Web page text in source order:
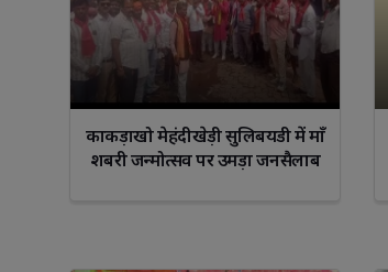
काकड़ाखो मेहंदीखेड़ी सुलिबयडी में माँ
शबरी जन्मोत्सव पर उमड़ा जनसैलाब